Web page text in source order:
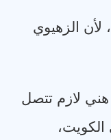
الزهيوي
لازم تتصل